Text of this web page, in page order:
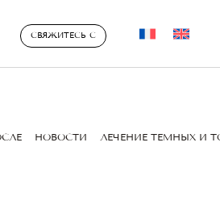
СВЯЖИТЕСЬ С
НОВОСТИ ЛЕЧЕНИЕ ТЕМНЫХ И